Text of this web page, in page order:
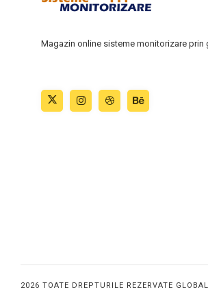
Magazin online sisteme monitorizare prin
2026 TOATE DREPTURILE REZERVATE